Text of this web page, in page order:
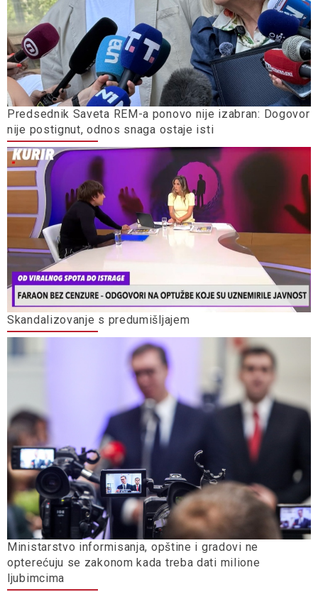
Predsednik Saveta REM-a ponovo nije izabran: Dogovor
nije postignut, odnos snaga ostaje isti
Skandalizovanje s predumišljajem
Ministarstvo informisanja, opštine i gradovi ne
opterećuju se zakonom kada treba dati milione
ljubimcima